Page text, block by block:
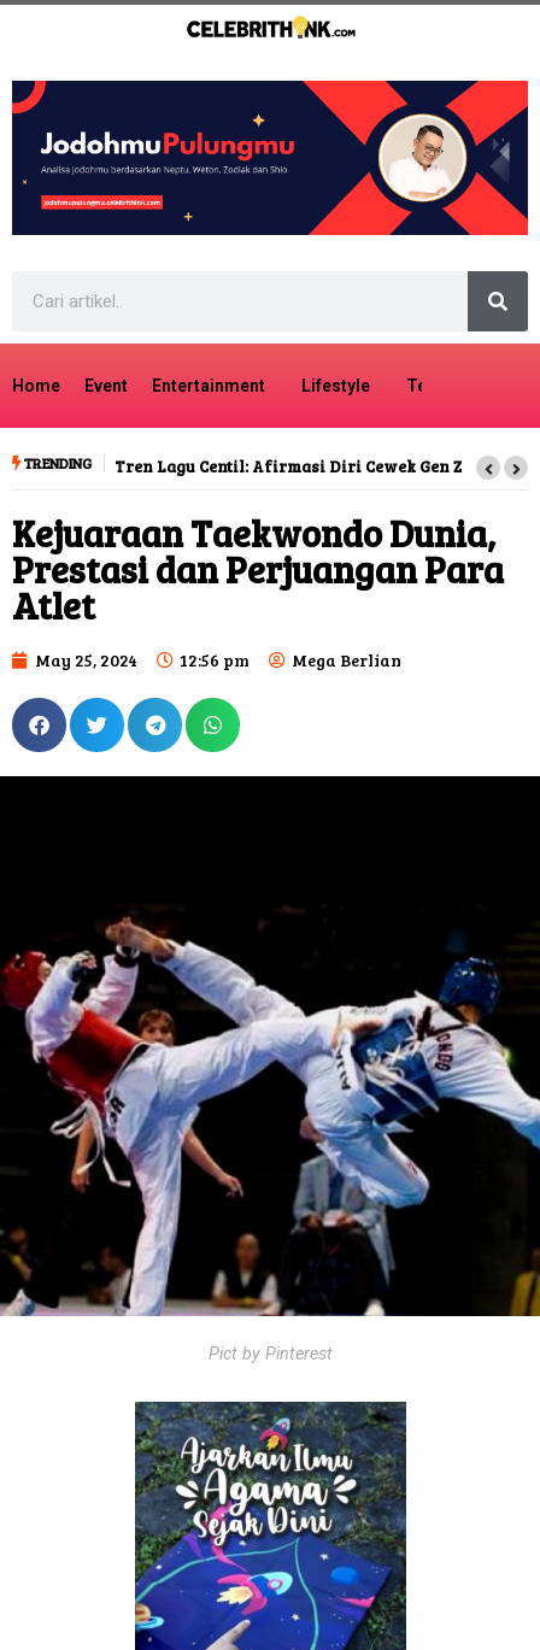
Home Event Entertainment Lifestyle Tech
TRENDING Tren Lagu Centil: Afirmasi Diri Cewek Gen Z
Kejuaraan Taekwondo Dunia,
Prestasi dan Perjuangan Para
Atlet
May 25, 2024 12:56 pm Mega Berlian
Pict by Pinterest